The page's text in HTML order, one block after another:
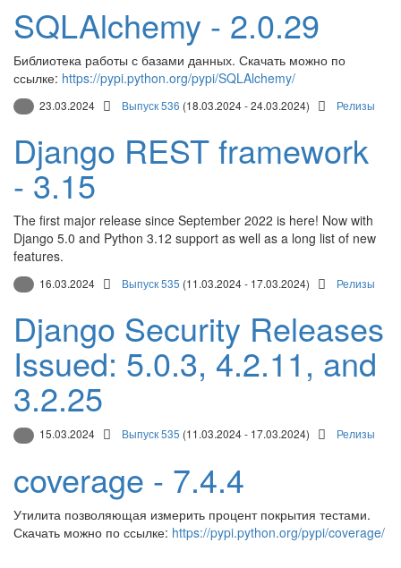
SQLAlchemy - 2.0.29
Библиотека работы с базами данных. Скачать можно по
ссылке: https://pypi.python.org/pypi/SQLAlchemy/
23.03.2024 Выпуск 536 (18.03.2024 - 24.03.2024) Релизы
Django REST framework
- 3.15
The first major release since September 2022 is here! Now with
Django 5.0 and Python 3.12 support as well as a long list of new
features.
16.03.2024 Выпуск 535 (11.03.2024 - 17.03.2024) Релизы
Django Security Releases
Issued: 5.0.3, 4.2.11, and
3.2.25
15.03.2024 Выпуск 535 (11.03.2024 - 17.03.2024) Релизы
coverage - 7.4.4
Утилита позволяющая измерить процент покрытия тестами.
Скачать можно по ссылке: https://pypi.python.org/pypi/coverage/